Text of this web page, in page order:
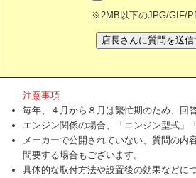
※2MB以下のJPG/GIF/
注意事項
毎年、４月から８月は繁忙期のため、回
エンジン関係の場合、「エンジン型式」
メーカーで公開されていない、質問の内
間要する場合もございます。
具体的な取付方法や設置後の効果などに